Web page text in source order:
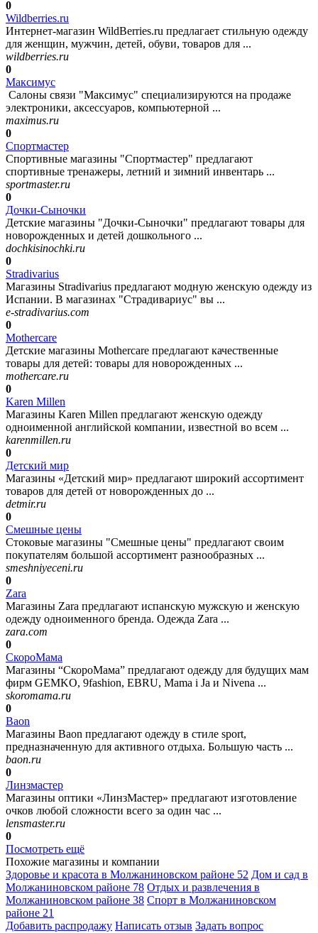
0
Wildberries.ru
Интернет-магазин WildBerries.ru предлагает стильную одежду
для женщин, мужчин, детей, обуви, товаров для ...
wildberries.ru
0
Максимус
Салоны связи "Максимус" специализируются на продаже
электроники, аксессуаров, компьютерной ...
maximus.ru
0
Спортмастер
Спортивные магазины "Спортмастер" предлагают
спортивные тренажеры, летний и зимний инвентарь ...
sportmaster.ru
0
Дочки-Сыночки
Детские магазины "Дочки-Сыночки" предлагают товары для
новорожденных и детей дошкольного ...
dochkisinochki.ru
0
Stradivarius
Магазины Stradivarius предлагают модную женскую одежду из
Испании. В магазинах "Страдивариус" вы ...
e-stradivarius.com
0
Mothercare
Детские магазины Mothercare предлагают качественные
товары для детей: товары для новорожденных ...
mothercare.ru
0
Karen Millen
Магазины Karen Millen предлагают женскую одежду
одноименной английской компании, известной во всем ...
karenmillen.ru
0
Детский мир
Магазины «Детский мир» предлагают широкий ассортимент
товаров для детей от новорожденных до ...
detmir.ru
0
Смешные цены
Стоковые магазины "Смешные цены" предлагают своим
покупателям большой ассортимент разнообразных ...
smeshniyeceni.ru
0
Zara
Магазины Zara предлагают испанскую мужскую и женскую
одежду одноименного бренда. Одежда Zara ...
zara.com
0
СкороМама
Магазины “СкороМама” предлагают одежду для будущих мам
фирм GEMKO, 9fashion, EBRU, Mama i Ja и Nivena ...
skoromama.ru
0
Baon
Магазины Baon предлагают одежду в стиле sport,
предназначенную для активного отдыха. Большую часть ...
baon.ru
0
Линзмастер
Магазины оптики «ЛинзМастер» предлагают изготовление
очков любой сложности всего за один час ...
lensmaster.ru
0
Посмотреть ещё
Похожие магазины и компании
Здоровье и красота в Молжаниновском районе 52 Дом и сад в
Молжаниновском районе 78 Отдых и развлечения в
Молжаниновском районе 38 Спорт в Молжаниновском
районе 21
Добавить раcпродажу Написать отзыв Задать вопрос